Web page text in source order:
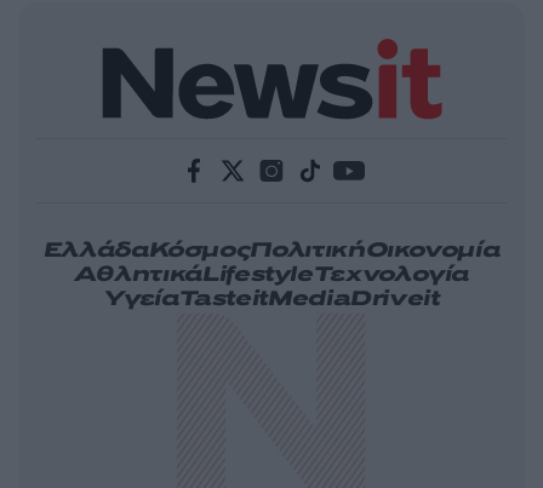
ΕλλάδαΚόσμοςΠολιτικήΟικονομία
ΑθλητικάLifestyleΤεχνολογία
ΥγείαTasteitMediaDriveit